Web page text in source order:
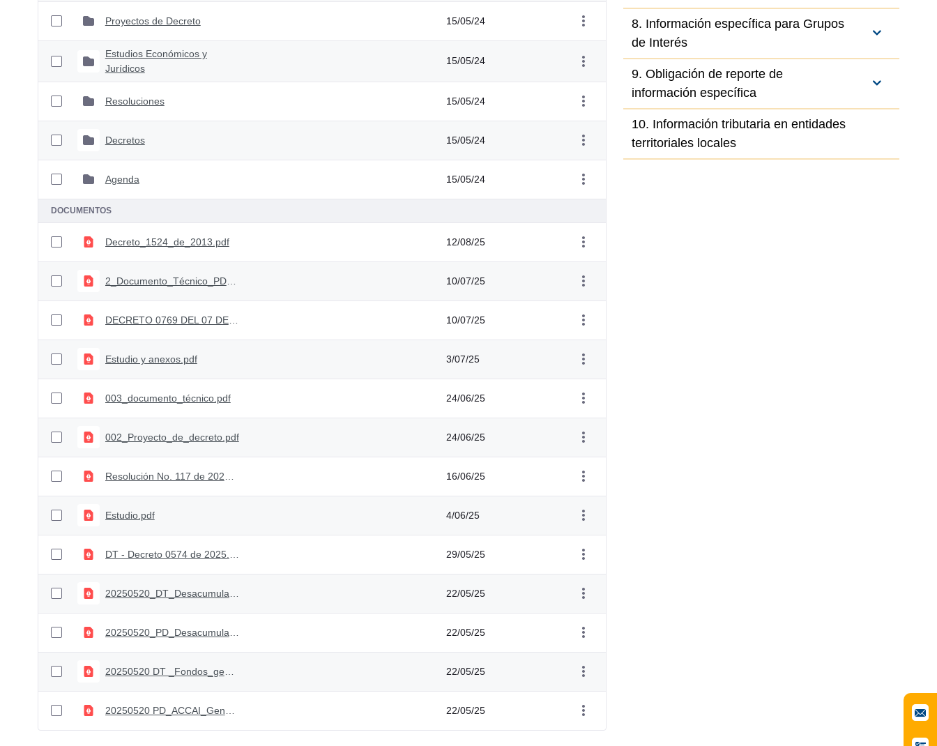
Proyectos de Decreto 15/05/24
Estudios Económicos y
Jurídicos
15/05/24
Resoluciones 15/05/24
Decretos 15/05/24
Agenda 15/05/24
DOCUMENTOS
Decreto_1524_de_2013.pdf 12/08/25
2_Documento_Técnico_PD_Pagos_Solidarios.pdf 10/07/25
DECRETO 0769 DEL 07 DE JULIO DE 2025.pdf 10/07/25
Estudio y anexos.pdf 3/07/25
003_documento_técnico.pdf 24/06/25
002_Proyecto_de_decreto.pdf 24/06/25
16/06/25
Estudio.pdf 4/06/25
29/05/25
22/05/25
22/05/25
22/05/25
22/05/25
8. Información específica para Grupos
de Interés
9. Obligación de reporte de
información específica
10. Información tributaria en entidades
territoriales locales